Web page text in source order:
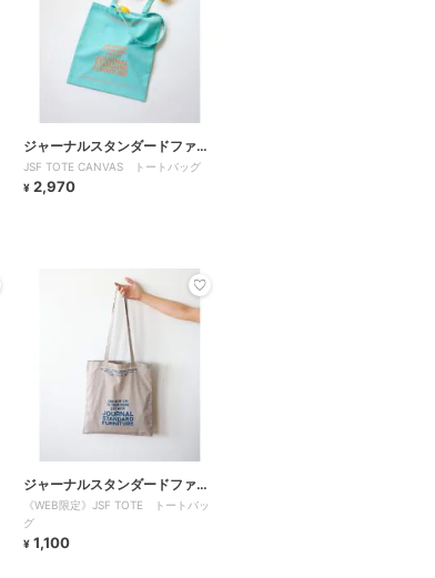
ジャーナルスタンダードファニ
チャー
JSF TOTE CANVAS トートバッグ
¥ 2,970
ジャーナルスタンダードファニ
チャー
《WEB限定》JSF TOTE トートバッ
グ
¥ 1,100